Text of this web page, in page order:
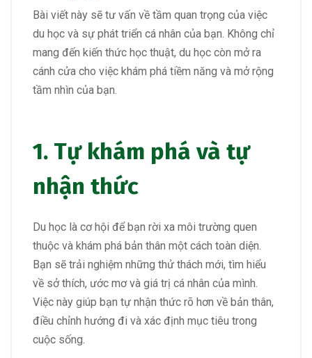
Bài viết này sẽ tư vấn về tầm quan trọng của việc
du học và sự phát triển cá nhân của bạn. Không chỉ
mang đến kiến thức học thuật, du học còn mở ra
cánh cửa cho việc khám phá tiềm năng và mở rộng
tầm nhìn của bạn.
1. Tự khám phá và tự
nhận thức
Du học là cơ hội để bạn rời xa môi trường quen
thuộc và khám phá bản thân một cách toàn diện.
Bạn sẽ trải nghiệm những thử thách mới, tìm hiểu
về sở thích, ước mơ và giá trị cá nhân của mình.
Việc này giúp bạn tự nhận thức rõ hơn về bản thân,
điều chỉnh hướng đi và xác định mục tiêu trong
cuộc sống.